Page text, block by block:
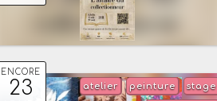
ENCORE
23 stage
peinture
atelier